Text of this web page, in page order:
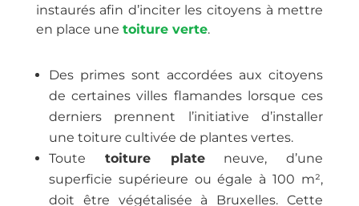
instaurés afin d’inciter les citoyens à mettre
en place une toiture verte.
Des primes sont accordées aux citoyens
de certaines villes flamandes lorsque ces
derniers prennent l’initiative d’installer
une toiture cultivée de plantes vertes.
Toute toiture plateneuve, d’une
superficie supérieure ou égale à 100 m²,
doit être végétalisée à Bruxelles. Cette